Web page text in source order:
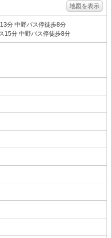
地図を表示
分 中野バス停徒歩8分
15分 中野バス停徒歩8分